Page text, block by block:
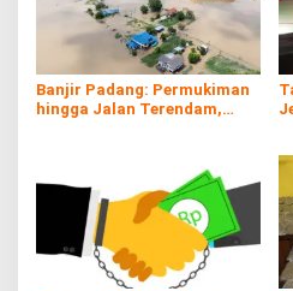
Banjir Padang: Permukiman
hingga Jalan Terendam,